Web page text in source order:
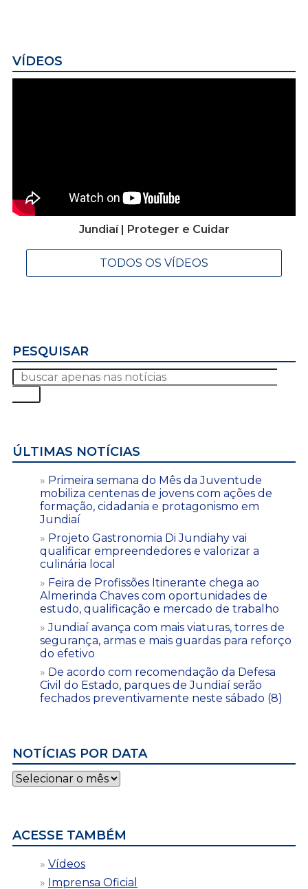
VÍDEOS
Jundiaí | Proteger e Cuidar
TODOS OS VÍDEOS
PESQUISAR
ÚLTIMAS NOTÍCIAS
Primeira semana do Mês da Juventude
mobiliza centenas de jovens com ações de
formação, cidadania e protagonismo em
Jundiaí
Projeto Gastronomia Di Jundiahy vai
qualificar empreendedores e valorizar a
culinária local
Feira de Profissões Itinerante chega ao
Almerinda Chaves com oportunidades de
estudo, qualificação e mercado de trabalho
Jundiaí avança com mais viaturas, torres de
segurança, armas e mais guardas para reforço
do efetivo
De acordo com recomendação da Defesa
Civil do Estado, parques de Jundiaí serão
fechados preventivamente neste sábado (8)
NOTÍCIAS POR DATA
Notícias
por
ACESSE TAMBÉM
Vídeos
Imprensa Oficial